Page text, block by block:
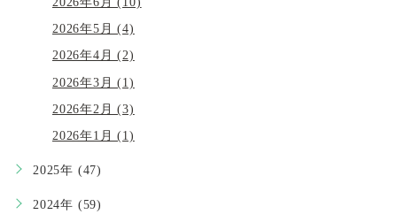
2026年5月 (4)
2026年4月 (2)
2026年3月 (1)
2026年2月 (3)
2026年1月 (1)
2025年 (47)
2024年 (59)